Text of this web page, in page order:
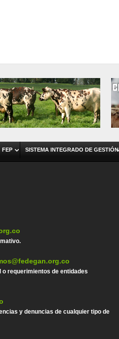
FEP SISTEMA INTEGRADO DE GESTIÓN
requerimientos de entidades
y denuncias de cualquier tipo de